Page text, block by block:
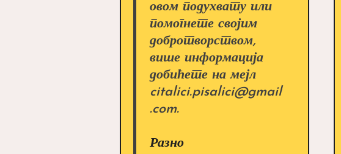
овом подухвату или
помогнете својим
добротворством,
више информација
добићете на мејл
citalici.pisalici@gmail
.com.
Разно